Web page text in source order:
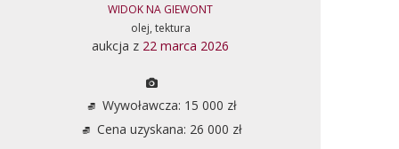
WIDOK NA GIEWONT
olej, tektura
aukcja z 22 marca 2026
Wywoławcza: 15 000 zł
Cena uzyskana: 26 000 zł